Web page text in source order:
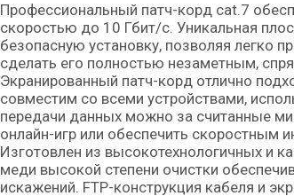
Профессиональный патч-корд cat.7
скоростью до 10 Гбит/с. Уникальная
безопасную установку, позволяя легко
сделать его полностью незаметным,
Экранированный патч-корд отлично
совместим со всеми устройствами,
передачи данных можно за считанные
онлайн-игр или обеспечить скоростным
Изготовлен из высокотехнологичных и
меди высокой степени очистки
искажений. FTP-конструкция кабеля и